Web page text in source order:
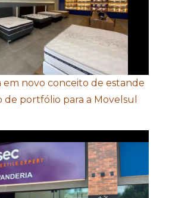
novo conceito de estande
portfólio para a Movelsul